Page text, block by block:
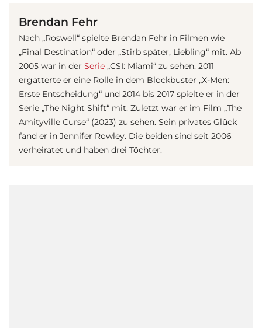
Brendan Fehr
Nach „Roswell“ spielte Brendan Fehr in Filmen wie
„Final Destination“ oder „Stirb später, Liebling“ mit. Ab
2005 war in der Serie „CSI: Miami“ zu sehen. 2011
ergatterte er eine Rolle in dem Blockbuster „X-Men:
Erste Entscheidung“ und 2014 bis 2017 spielte er in der
Serie „The Night Shift“ mit. Zuletzt war er im Film „The
Amityville Curse“ (2023) zu sehen. Sein privates Glück
fand er in Jennifer Rowley. Die beiden sind seit 2006
verheiratet und haben drei Töchter.